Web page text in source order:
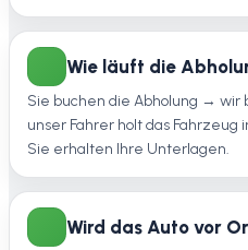
Wie läuft die
Sie buchen die Abholung →
unser Fahrer holt das
Sie erhalten Ihre Unterlagen.
Wird das Auto vor